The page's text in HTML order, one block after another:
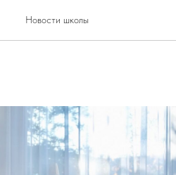
Новости школыс Татьяной